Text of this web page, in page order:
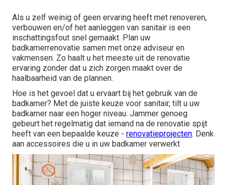
Als u zelf weinig of geen ervaring heeft met renoveren,
verbouwen en/of het aanleggen van sanitair is een
inschattingsfout snel gemaakt. Plan uw
badkamerrenovatie samen met onze adviseur en
vakmensen. Zo haalt u het meeste uit de renovatie
ervaring zonder dat u zich zorgen maakt over de
haalbaarheid van de plannen.
Hoe is het gevoel dat u ervaart bij het gebruik van de
badkamer? Met de juiste keuze voor sanitair, tilt u uw
badkamer naar een hoger niveau. Jammer genoeg
gebeurt het regelmatig dat iemand na de renovatie spijt
heeft van een bepaalde keuze - renovatieprojecten. Denk
aan accessoires die u in uw badkamer verwerkt